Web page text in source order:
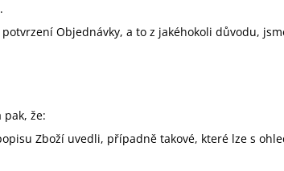
Objednávky, a to z jakéhokoli důvodu,
pak, že:
Zboží uvedli, případně takové, které lze s